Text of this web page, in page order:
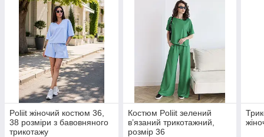
Poliit жіночий костюм 36,
38 розміри з бавовняного
трикотажу
Костюм Poliit зелений
в’язаний трикотажний,
розмір 36